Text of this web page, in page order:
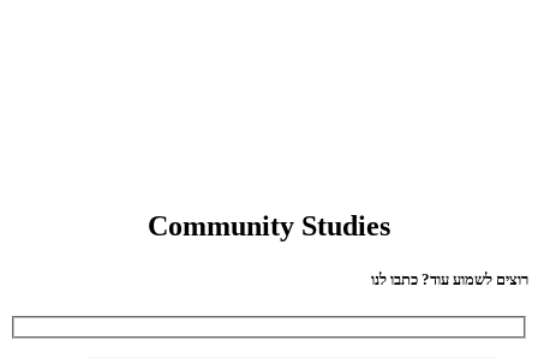
Community Studies
רוצים לשמוע עוד? כתבו לנו